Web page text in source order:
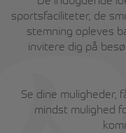
sportsfaciliteter, de
stemning opleves
invitere dig på
Se dine muligheder,
mindst mulighed